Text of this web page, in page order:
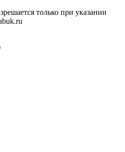
только при указании